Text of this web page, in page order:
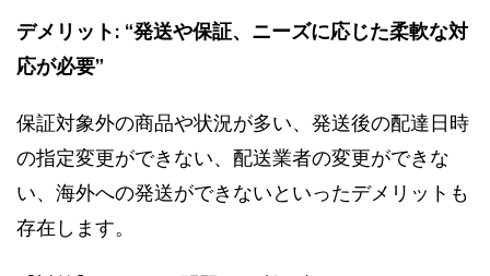
デメリット: “発送や保証、ニーズに応じた柔軟な対
応が必要”
保証対象外の商品や状況が多い、発送後の配達日時
の指定変更ができない、配送業者の変更ができな
い、海外への発送ができないといったデメリットも
存在します。